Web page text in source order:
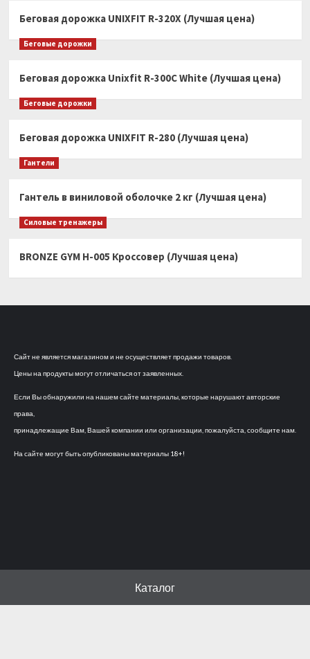
Беговая дорожка UNIXFIT R-320X (Лучшая цена)
Беговые дорожки
Беговая дорожка Unixfit R-300C White (Лучшая цена)
Беговые дорожки
Беговая дорожка UNIXFIT R-280 (Лучшая цена)
Гантели
Гантель в виниловой оболочке 2 кг (Лучшая цена)
Силовые тренажеры
BRONZE GYM H-005 Кроссовер (Лучшая цена)
Сайт не является магазином и не осуществляет продажи товаров.
Цены на продукты могут отличаться от заявленных.
Если Вы обнаружили на нашем сайте материалы, которые нарушают авторские
права,
принадлежащие Вам, Вашей компании или организации, пожалуйста, сообщите нам.
На сайте могут быть опубликованы материалы 18+!
Каталог